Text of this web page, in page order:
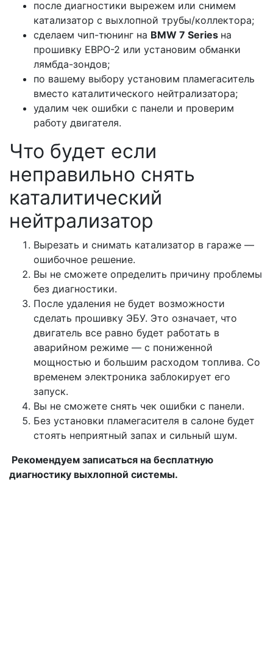
после диагностики вырежем или снимем
катализатор с выхлопной трубы/коллектора;
сделаем чип-тюнинг на BMW 7 Series на
прошивку ЕВРО-2 или установим обманки
лямбда-зондов;
по вашему выбору установим пламегаситель
вместо каталитического нейтрализатора;
удалим чек ошибки с панели и проверим
работу двигателя.
Что будет если
неправильно снять
каталитический
нейтрализатор
Вырезать и снимать катализатор в гараже —
ошибочное решение.
Вы не сможете определить причину проблемы
без диагностики.
После удаления не будет возможности
сделать прошивку ЭБУ. Это означает, что
двигатель все равно будет работать в
аварийном режиме — с пониженной
мощностью и большим расходом топлива. Со
временем электроника заблокирует его
запуск.
Вы не сможете снять чек ошибки с панели.
Без установки пламегасителя в салоне будет
стоять неприятный запах и сильный шум.
Рекомендуем записаться на бесплатную
диагностику выхлопной системы.